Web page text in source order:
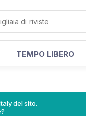
TEMPO LIBERO
del sito.